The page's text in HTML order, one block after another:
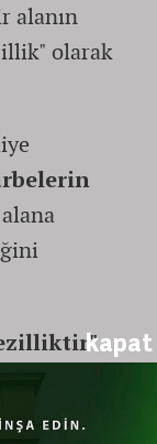
kapat
alanın
olarak